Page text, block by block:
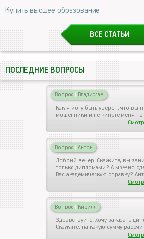
Купить высшее образование
ВСЕ СТАТЬИ
ПОСЛЕДНИЕ ВОПРОСЫ
Вопрос | Владислав
Как я могу быть уверен, что вы
мошенники и не кинете меня на
Вопрос | Антон
Добрый вечер! Скажите, вы
только дипломами? А можно
Вас академическую справку?
Вопрос | Кирилл
Здравствуйте! Хочу заказать
Скажите, на какую сумму